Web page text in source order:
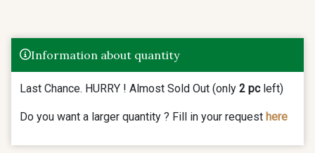
Information about quantity
Last Chance. HURRY ! Almost Sold Out (only 2 pcleft)
Do you want a larger quantity ? Fill in your request here